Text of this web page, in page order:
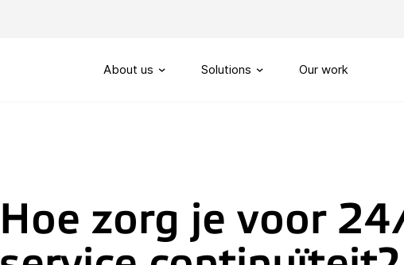
About us
Our partners
Solutions
My Sound of Data portal
Servicenumbers
Our work
Hoe zorg je voor